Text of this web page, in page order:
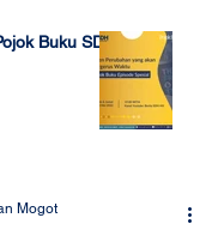
Buku SDH
Mogot